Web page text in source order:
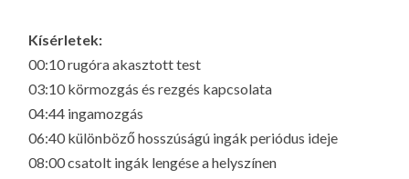
Kísérletek:
00:10 rugóra akasztott test
03:10 körmozgás és rezgés kapcsolata
04:44 ingamozgás
06:40 különböző hosszúságú ingák periódus ideje
08:00 csatolt ingák lengése a helyszínen